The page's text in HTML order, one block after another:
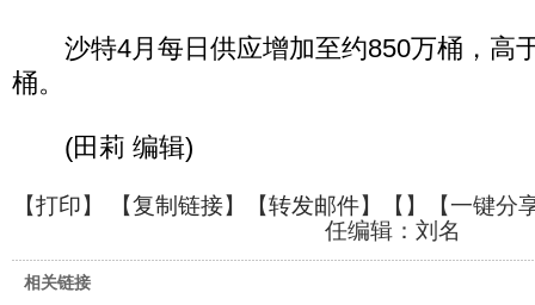
沙特4月每日供应增加至约850万桶，高
桶。
(田莉 编辑)
【打印】 【复制链接】【转发邮件】【 】
【一键分
任编辑：刘名
相关链接